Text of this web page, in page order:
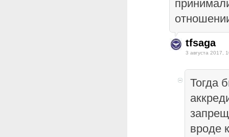
tfsaga
3 августа 2017,
Тогда
вроде